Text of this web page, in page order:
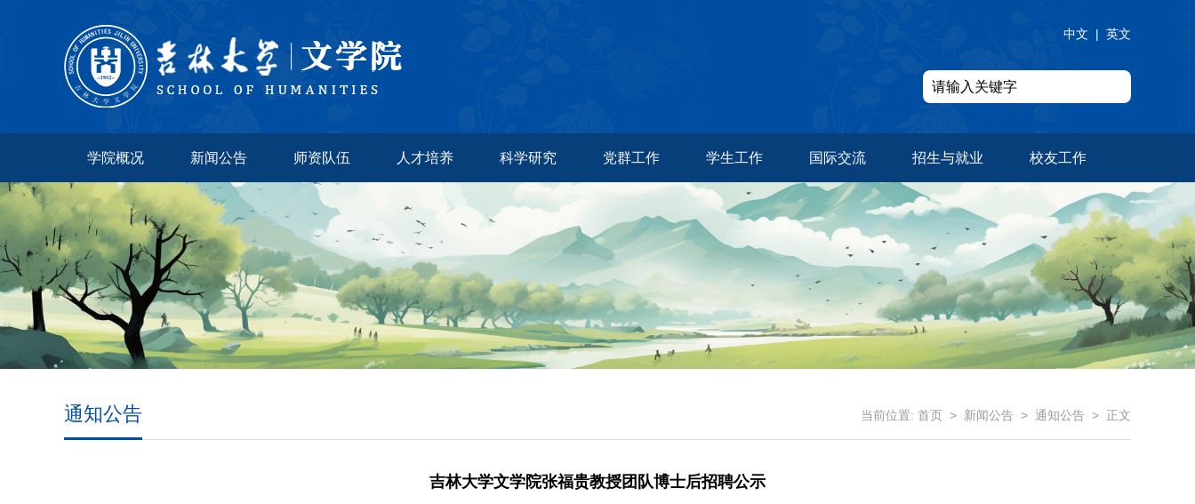
中文 | 英文
学院概况 新闻公告 师资队伍 人才培养 科学研究 党群工作 学生工作 国际交流 招生与就业 校友工作
当前位置: 首页 > 新闻公告 > 通知公告 > 正文
通知公告
吉林大学文学院张福贵教授团队博士后招聘公示